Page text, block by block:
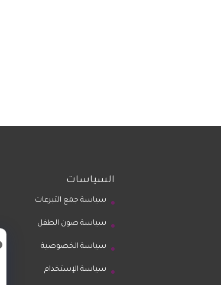
السياسات
سياسة جمع التبرعات
سياسة صون الطفل
سياسة الخصوصية
سياسة الإستخدام